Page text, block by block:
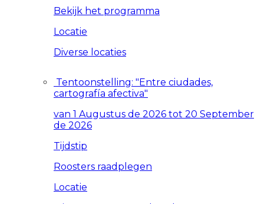
Bekijk het programma
Locatie
Diverse locaties
Tentoonstelling: "Entre ciudades,
cartografía afectiva"
van 1 Augustus de 2026 tot 20 September
de 2026
Tijdstip
Roosters raadplegen
Locatie